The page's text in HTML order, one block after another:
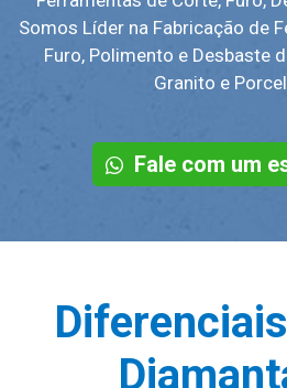
Somos Líder na Fabricação de
Furo, Polimento e Desbaste
Granito e
Fale com um